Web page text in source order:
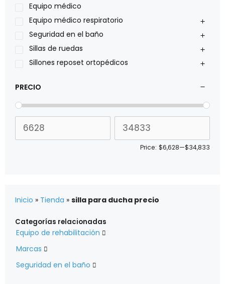
Roho
Sillas de ruedas Everest Jennings
Stealth products
Xiehe Medical
Equipo médico
Equipo médico respiratorio
Seguridad en el baño
Sillas de ruedas
Sillones reposet ortopédicos
PRECIO
Price: $6,628—$34,833
Inicio » Tienda » silla para ducha precio
Categorías relacionadas
Equipo de rehabilitación 
Marcas 
Seguridad en el baño 